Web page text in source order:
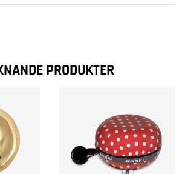
PRODUKTER